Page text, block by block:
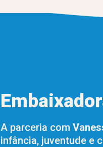
A parceria com
infância, juventude e